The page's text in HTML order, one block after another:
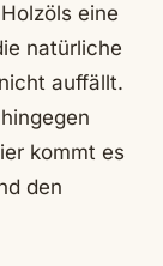
eine
natürliche
auffällt.
kommt es
den